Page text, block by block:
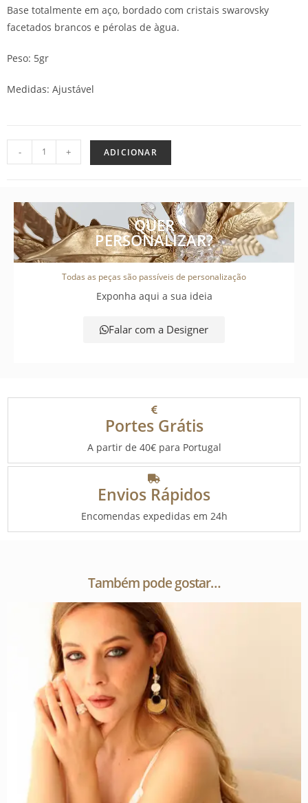
Base totalmente em aço, bordado com cristais swarovsky
facetados brancos e pérolas de àgua.
Peso: 5gr
Medidas: Ajustável
- + ADICIONAR
QUER
PERSONALIZAR?
Todas as peças são passíveis de personalização
Exponha aqui a sua ideia
Falar com a Designer
Portes Grátis
A partir de 40€ para Portugal
Envios Rápidos
Encomendas expedidas em 24h
Também pode gostar…